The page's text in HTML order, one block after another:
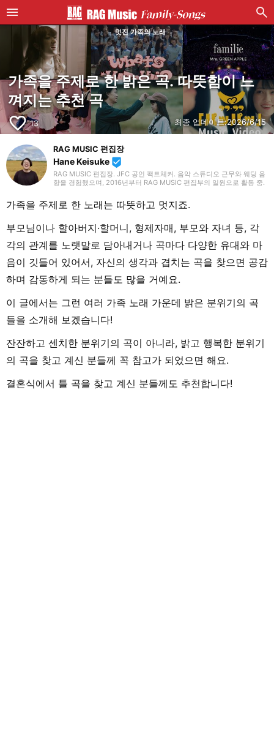
멋진 가족의 노래
가족을 주제로 한 밝은 곡. 따뜻함이 느
껴지는 추천 곡
favorite_border 13 최종 업데이트:2026/6/15
RAG MUSIC 편집장
Hane Keisuke beenhere
RAG MUSIC 편집장. JFC 공인 팩트체커. 음악 스튜디오 근무와 웨딩 음
향을 경험했으며, 2016년부터 RAG MUSIC 편집부의 일원으로 활동 중.
후에는 밴드에서 드럼 등 다양한 악기를 경험. 각종 곡 소개 글을 비롯해,
각지의 음악 페스티벌 소개 기사와 라이브 리포트 등, 자신의 음악 활동
습니다. 음악은 국내외 록은 물론, 최근에는 J-POP도 폭넓게 즐겨 듣습
니다.
가족을 주제로 한 노래는 따뜻하고 멋지죠.
부모님이나 할아버지·할머니, 형제자매, 부모와 자녀 등, 각
각의 관계를 노랫말로 담아내거나 곡마다 다양한 유대와 마
음이 깃들어 있어서, 자신의 생각과 겹치는 곡을 찾으면 공감
하며 감동하게 되는 분들도 많을 거예요.
이 글에서는 그런 여러 가족 노래 가운데 밝은 분위기의 곡
들을 소개해 보겠습니다!
잔잔하고 센치한 분위기의 곡이 아니라, 밝고 행복한 분위기
의 곡을 찾고 계신 분들께 꼭 참고가 되었으면 해요.
결혼식에서 틀 곡을 찾고 계신 분들께도 추천합니다!